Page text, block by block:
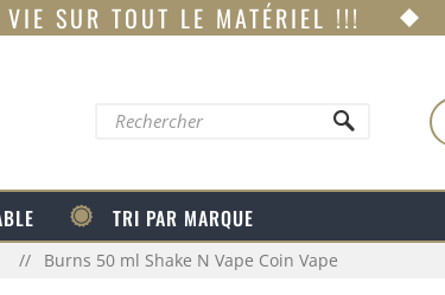
SUR TOUT LE MATÉRIEL !!!
TRI PAR MARQUE
Burns 50 ml Shake N Vape Coin Vape